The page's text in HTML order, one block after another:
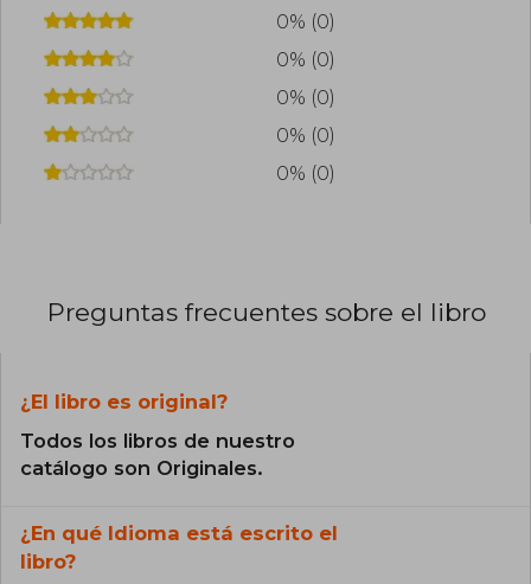
0% (0)
0% (0)
0% (0)
0% (0)
0% (0)
Preguntas frecuentes sobre el libro
¿El libro es original?
Todos los libros de nuestro
catálogo son Originales.
¿En qué Idioma está escrito el
libro?